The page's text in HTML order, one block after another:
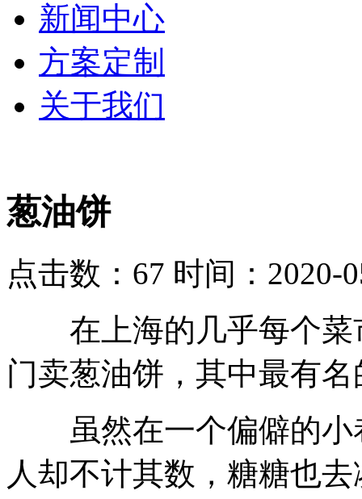
新闻中心
方案定制
关于我们
葱油饼
点击数：67 时间：2020-
在上海的几乎每个菜
门卖葱油饼，其中最有
虽然在一个偏僻的小
人却不计其数，糖糖也